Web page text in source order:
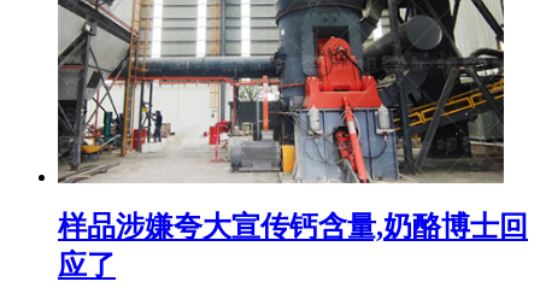
样品涉嫌夸大宣传钙含量,奶酪博士回
应了